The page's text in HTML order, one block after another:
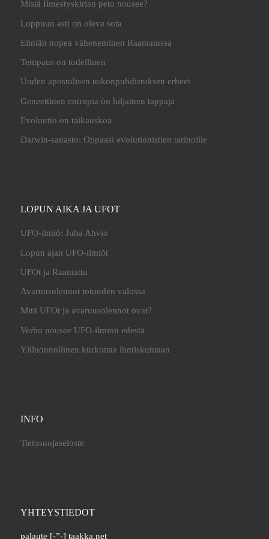
Mistä Ilmestyskirjan peto nousee?
Loppuun asti on oleva sota
Eliniän nopea väheneminen Raamatussa
Tempaus on todellinen
Uuden apostolisen uskonpuhdistuksen erheet
Geneettinen entropia on hiljainen tappaja
Evoluutio on taikauskoa
Darwin-sanasto: Oppaasi evolutionistien tarinoille
LOPUN AIKA JA UFOT
UFO-ilmiö: Juha Ahvio
Lopun ajan UFO-ilmiöt
UFOt ja Raamattu
Avaruusolennot totuuden valossa
Mitä UFOt ja avaruusolennot ovat?
Verho nousee UFO-ilmiön edestä
Yliluonnollinen kurkottaa ihmiskuntaan
INFO
Tietosuojaseloste
YHTEYSTIEDOT
palaute [-”-] taakka.net